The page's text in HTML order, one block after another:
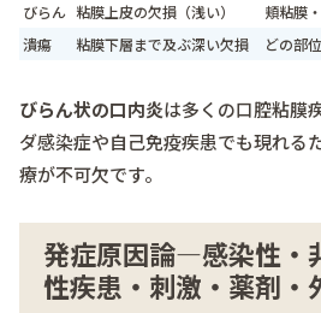
びらん 粘膜上皮の欠損（浅い） 頬粘膜
潰瘍
粘膜下層まで及ぶ深い欠損 どの部
びらん状の口内炎は多くの口腔粘膜
ダ感染症や自己免疫疾患でも現れる
療が不可欠です。
発症原因論―感染性・
性疾患・刺激・薬剤・